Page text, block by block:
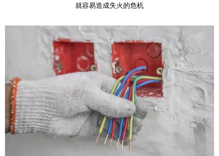
就容易造成失火的危机